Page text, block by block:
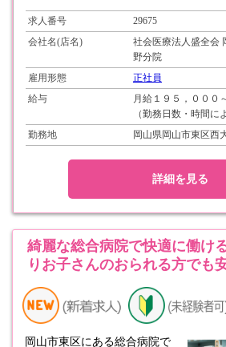
求人番号
29675
会社名(店名)
社会医療法人盛全会
野分院
雇用形態
正社員
給与
月給１９５，０００
（勤務日数・時間に
勤務地
岡山県岡山市東区西
詳細を見る
綺麗な総合病院で快適に働け
りお子さんのおられる方でも
岡山市東区にある総合病院で